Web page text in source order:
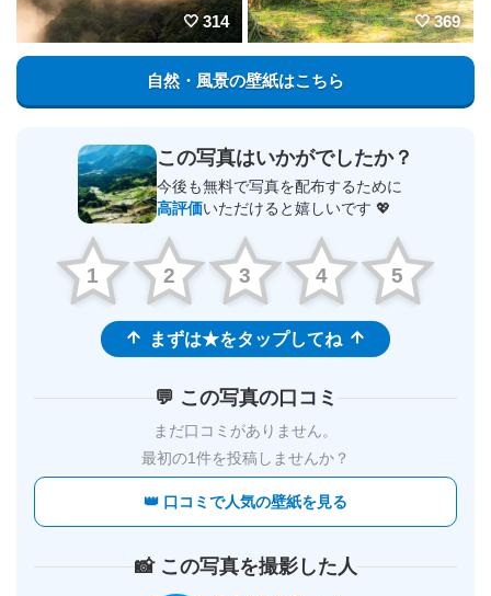
314 369
自然・風景の壁紙はこちら
この写真はいかがでしたか？
今後も無料で写真を配布するために
高評価いただけると嬉しいです 💖
1 2 3 4 5
まずは★をタップしてね
💬 この写真の口コミ
まだ口コミがありません。
最初の1件を投稿しませんか？
👑 口コミで人気の壁紙を見る
📸 この写真を撮影した人